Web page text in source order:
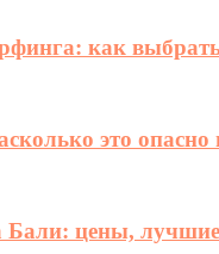
как
это
Бали: цены,